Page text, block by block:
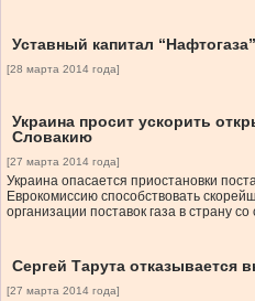
Уставный капитал
[28 марта 2014 года]
Украина просит ускорить
Словакию
[27 марта 2014 года]
Украина опасается приостановки
Еврокомиссию способствовать
организации поставок газа в страну
Сергей Тарута отказывается
[27 марта 2014 года]